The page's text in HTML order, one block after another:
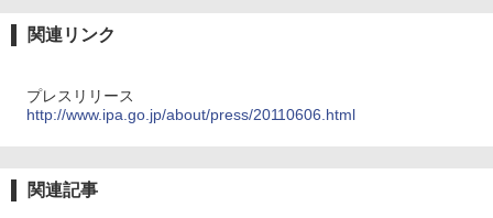
関連リンク
プレスリリース
http://www.ipa.go.jp/about/press/20110606.html
関連記事